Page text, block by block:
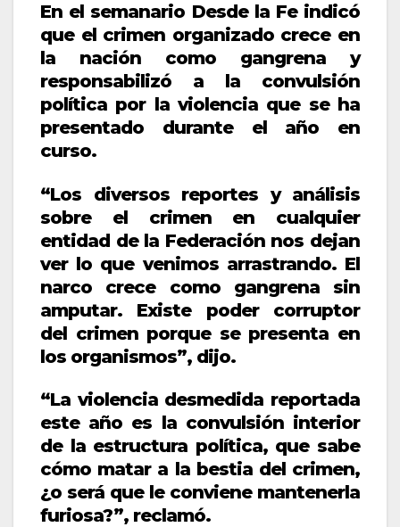
En el semanario Desde la Fe indicó
que el crimen organizado crece en
la nación como gangrena y
responsabilizó a la convulsión
política por la violencia que se ha
presentado durante el año en
curso.
“Los diversos reportes y análisis
sobre el crimen en cualquier
entidad de la Federación nos dejan
ver lo que venimos arrastrando. El
narco crece como gangrena sin
amputar. Existe poder corruptor
del crimen porque se presenta en
los organismos”, dijo.
“La violencia desmedida reportada
este año es la convulsión interior
de la estructura política, que sabe
cómo matar a la bestia del crimen,
¿o será que le conviene mantenerla
furiosa?”, reclamó.